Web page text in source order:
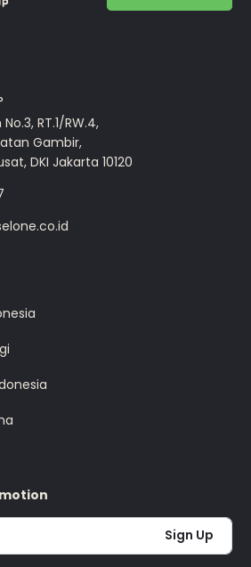
RT.1/RW.4,
Gambir,
DKI Jakarta 10120
Sign Up